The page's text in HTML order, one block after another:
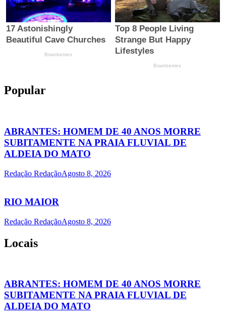
Popular
ABRANTES: HOMEM DE 40 ANOS MORRE
SUBITAMENTE NA PRAIA FLUVIAL DE
ALDEIA DO MATO
Redação RedaçãoAgosto 8, 2026
RIO MAIOR
Redação RedaçãoAgosto 8, 2026
Locais
ABRANTES: HOMEM DE 40 ANOS MORRE
SUBITAMENTE NA PRAIA FLUVIAL DE
ALDEIA DO MATO